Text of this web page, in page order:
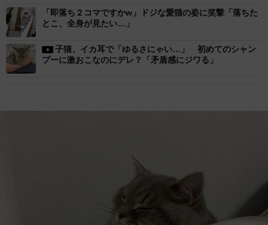
「即落ち２コマですかw」ドジな愛猫の姿に笑撃「落ちた
とこ、全身が見たい…」
子猫、イカ耳で「ゆるさにゃい…」 初めてのシャン
プーに激おこなのにデレ？「矛盾感にジワる」